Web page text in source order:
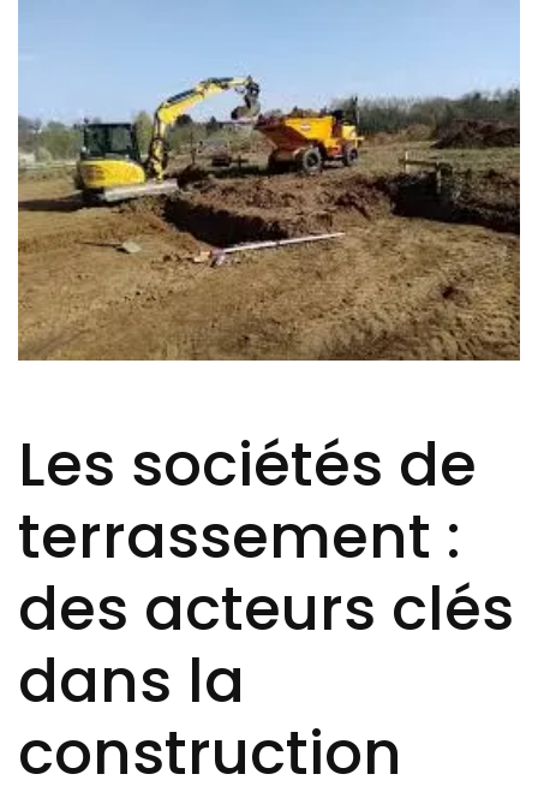
Les sociétés de
terrassement :
des acteurs clés
dans la
construction